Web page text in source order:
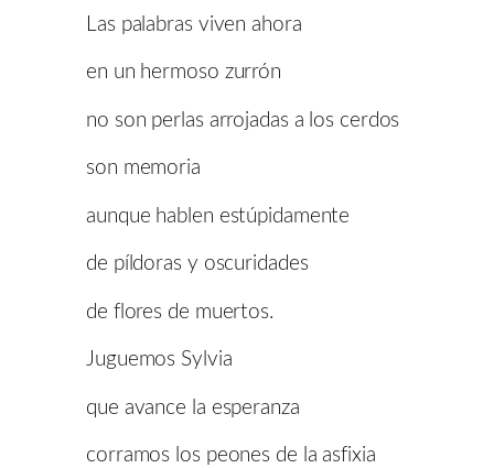
Las palabras viven ahora
en un hermoso zurrón
no son perlas arrojadas a los cerdos
son memoria
aunque hablen estúpidamente
de píldoras y oscuridades
de flores de muertos.
Juguemos Sylvia
que avance la esperanza
corramos los peones de la asfixia